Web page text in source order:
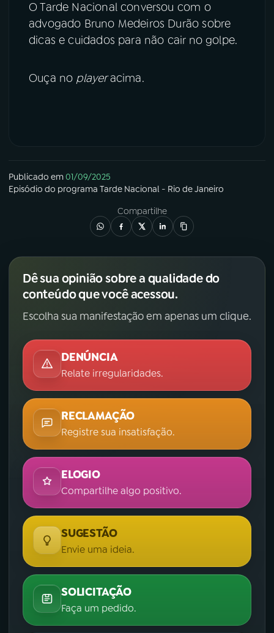
O Tarde Nacional conversou com o
advogado Bruno Medeiros Durão sobre
dicas e cuidados para não cair no golpe.
Ouça no playeracima.
Publicado em01/09/2025
Episódio do programa Tarde Nacional - Rio de Janeiro
Compartilhe
Dê sua opinião sobre a qualidade do
conteúdo que você acessou.
Escolha sua manifestação em apenas um clique.
DENÚNCIA
Relate irregularidades.
RECLAMAÇÃO
Registre sua insatisfação.
ELOGIO
Compartilhe algo positivo.
SUGESTÃO
Envie uma ideia.
SOLICITAÇÃO
Faça um pedido.